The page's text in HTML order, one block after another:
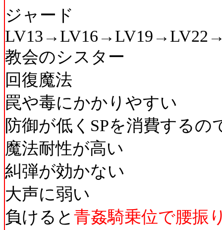
ジャード
教会のシスター
回復魔法
罠や毒にかかりやすい
防御が低くSPを消費する
魔法耐性が高い
糾弾が効かない
大声に弱い
負けると 青姦騎乗位で腰振